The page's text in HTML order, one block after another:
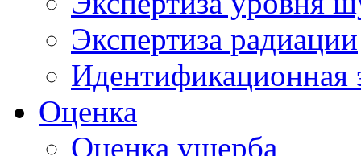
Экспертиза радиации
Идентификационная
Оценка
Оценка ущерба